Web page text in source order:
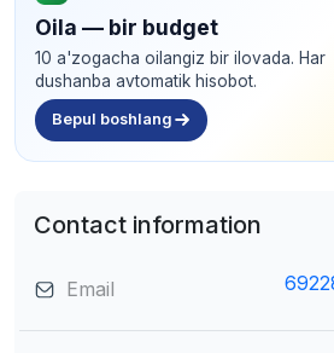
Oila — bir budget
10 a'zogacha oilangiz bir ilovada. Har
dushanba avtomatik hisobot.
Bepul boshlang
Contact information
Email